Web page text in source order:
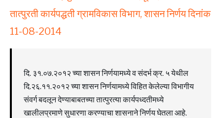
तात्पुरती कार्यपद्धती ग्रामविकास विभाग, शासन निर्णय दिनांक
11-08-2014
दि. ३१.०७.२०१२ च्या शासन निर्णयामध्ये व संदर्भ क्र. ५ येथील
दि.२६.११.२०१२ च्या शासन निर्णयामध्ये विहित केलेल्या विभागीय
संवर्ग बदलून देण्याबाबतच्या तात्पुरत्या कार्यपध्दतीमध्ये
खालीलप्रमाणे सुधारणा करण्याचा शासनाने निर्णय घेतला आहे.